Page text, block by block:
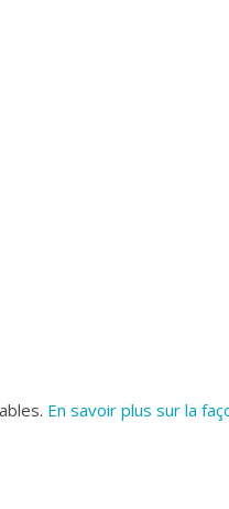
En savoir plus sur la